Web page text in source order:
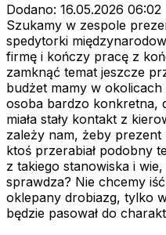
Dodano: 16.05.2026 06:02
Szukamy w zespole
spedytorki
firmę i kończy pracę z
zamknąć temat jeszcze
budżet mamy w
osoba bardzo konkretna,
miała stały kontakt z
zależy nam, żeby prezent
ktoś przerabiał podobny
z takiego stanowiska i
sprawdza? Nie chcemy
oklepany drobiazg, tylko
będzie pasował do